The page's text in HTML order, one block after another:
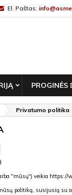
El. Paštas:
PROGINĖS
Privatumo politika
"mūsų") veikia https://
politiką, susijusią